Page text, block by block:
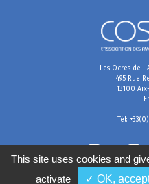
Les Ocres de
495 Rue
13100
Tél:
This site uses cookies and
activate
✓ OK, accept